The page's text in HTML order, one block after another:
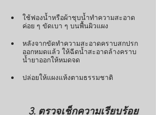
ใช้ฟองน้ำหรือผ้าชุบน้ำทำความสะอาด
ค่อย ๆ ขัดเบา ๆ บนพื้นผิวแผง
หลังจากขัดทำความสะอาดคราบสกปรก
ออกหมดแล้ว ให้ฉีดน้ำสะอาดล้างคราบ
น้ำยาออกให้หมดจด
ปล่อยให้แผงแห้งตามธรรมชาติ
3. ตรวจเช็กความเรียบร้อย